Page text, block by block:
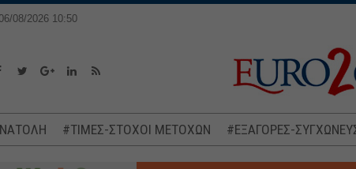
08/2026 10:50
#ΤΙΜΕΣ-ΣΤΟΧΟΙ ΜΕΤΟΧΩΝ #ΕΞΑΓΟΡΕΣ-